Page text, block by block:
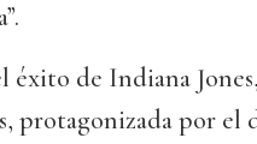
de Indiana
protagonizada por